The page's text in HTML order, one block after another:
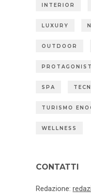
INTERIOR
LUXURY
OUTDOOR
SPA
TURISMO
WELLNESS
CONTATTI
Redazione: